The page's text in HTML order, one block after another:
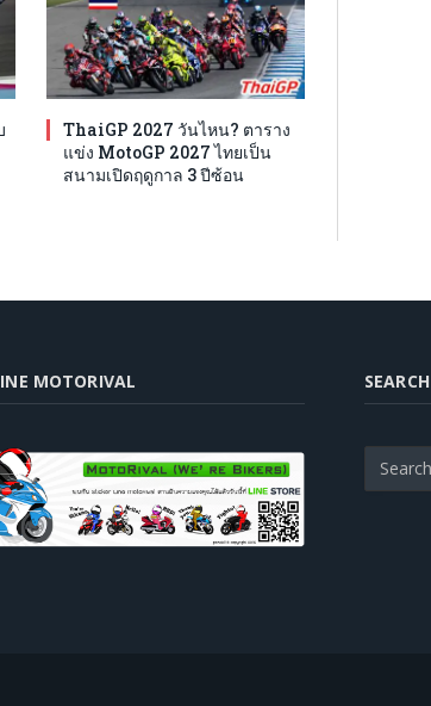
ThaiGP 2027 วันไหน? ตาราง
แข่ง MotoGP 2027 ไทยเป็น
สนามเปิดฤดูกาล 3 ปีซ้อน
MOTORIVAL SEARCH